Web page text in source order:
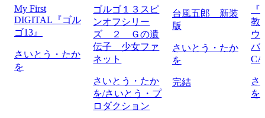
My First
DIGITAL『ゴル
ゴ13』
さいとう・たか
を
ゴルゴ１３スピ
ンオフシリー
ズ ２ Ｇの遺
伝子 少女ファ
ネット
さいとう・たか
を/さいとう・プ
ロダクション
台風五郎 新装
版
さいとう・たか
を
完結
教
ウ
バ
さ
を